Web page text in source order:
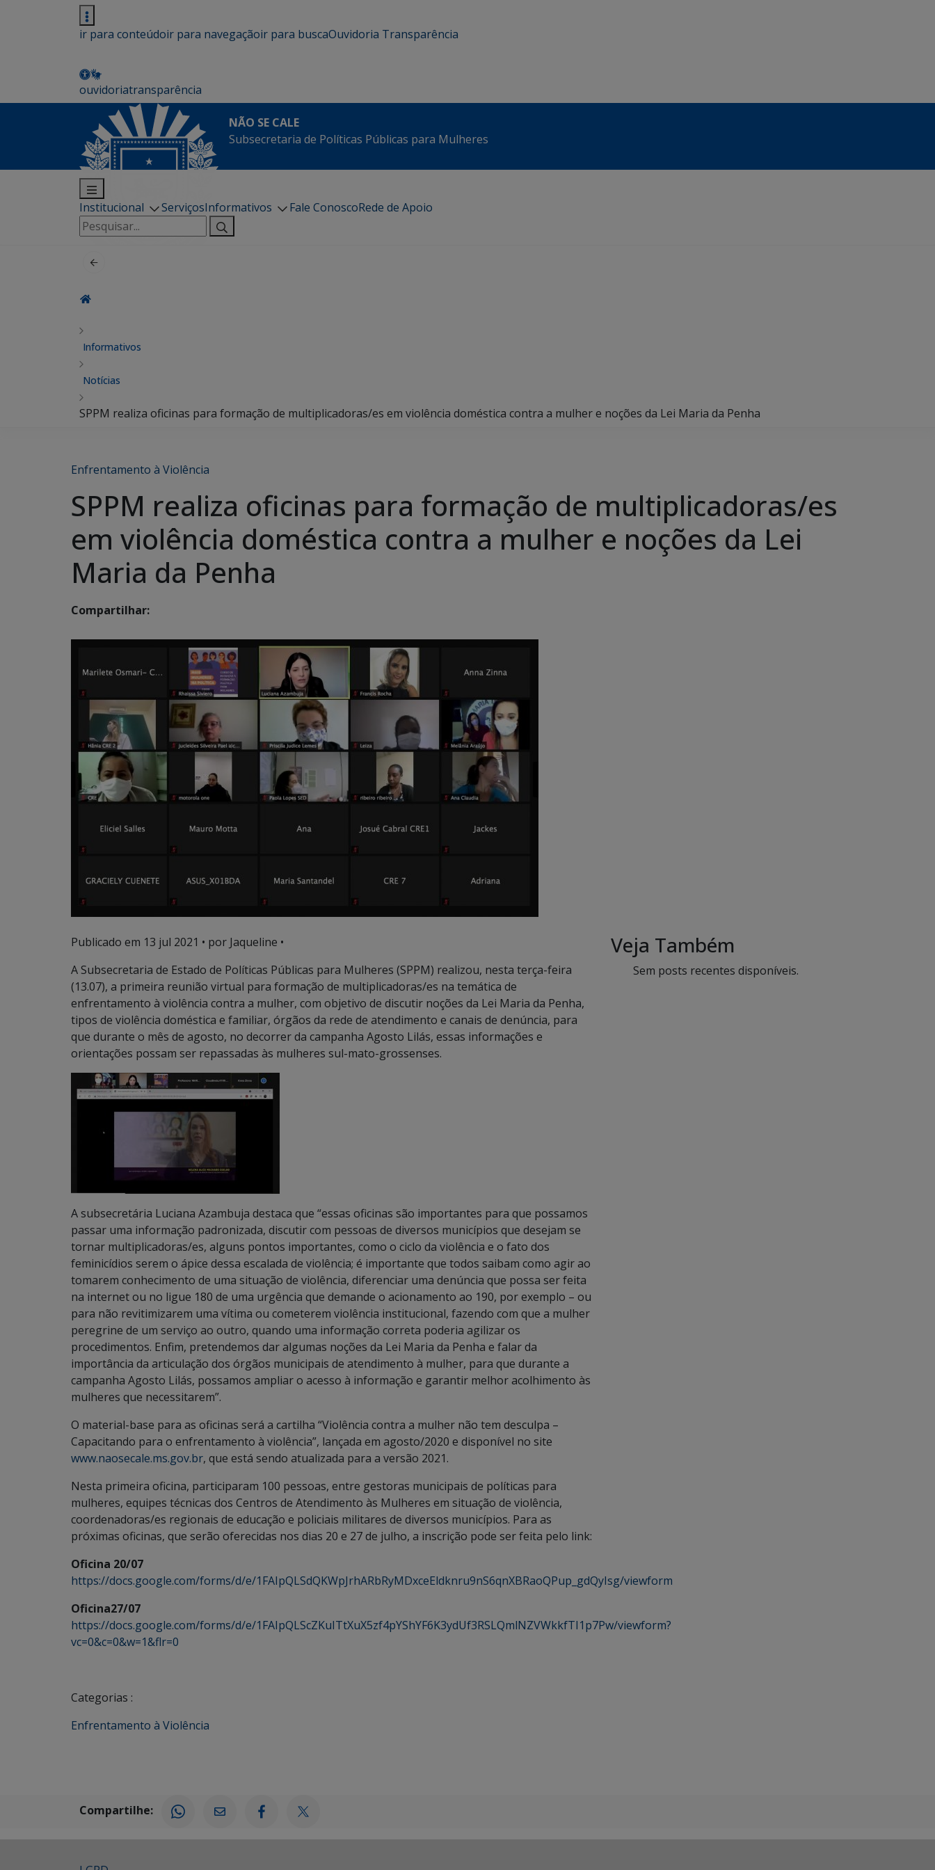
ir para conteúdoir para navegaçãoir para buscaOuvidoria Transparência
ouvidoriatransparência
NÃO SE CALE
Subsecretaria de Políticas Públicas para Mulheres
Institucional ServiçosInformativos Fale ConoscoRede de Apoio
Pesquisar
por:
Informativos
Notícias
SPPM realiza oficinas para formação de multiplicadoras/es em violência doméstica contra a mulher e noções da Lei Maria da Penha
Enfrentamento à Violência
SPPM realiza oficinas para formação de multiplicadoras/es
em violência doméstica contra a mulher e noções da Lei
Maria da Penha
Compartilhar:
Publicado em 13 jul 2021 • por Jaqueline •
A Subsecretaria de Estado de Políticas Públicas para Mulheres (SPPM) realizou, nesta terça-feira
(13.07), a primeira reunião virtual para formação de multiplicadoras/es na temática de
enfrentamento à violência contra a mulher, com objetivo de discutir noções da Lei Maria da Penha,
tipos de violência doméstica e familiar, órgãos da rede de atendimento e canais de denúncia, para
que durante o mês de agosto, no decorrer da campanha Agosto Lilás, essas informações e
orientações possam ser repassadas às mulheres sul-mato-grossenses.
A subsecretária Luciana Azambuja destaca que “essas oficinas são importantes para que possamos
passar uma informação padronizada, discutir com pessoas de diversos municípios que desejam se
tornar multiplicadoras/es, alguns pontos importantes, como o ciclo da violência e o fato dos
feminicídios serem o ápice dessa escalada de violência; é importante que todos saibam como agir ao
tomarem conhecimento de uma situação de violência, diferenciar uma denúncia que possa ser feita
na internet ou no ligue 180 de uma urgência que demande o acionamento ao 190, por exemplo – ou
para não revitimizarem uma vítima ou cometerem violência institucional, fazendo com que a mulher
peregrine de um serviço ao outro, quando uma informação correta poderia agilizar os
procedimentos. Enfim, pretendemos dar algumas noções da Lei Maria da Penha e falar da
importância da articulação dos órgãos municipais de atendimento à mulher, para que durante a
campanha Agosto Lilás, possamos ampliar o acesso à informação e garantir melhor acolhimento às
mulheres que necessitarem”.
O material-base para as oficinas será a cartilha “Violência contra a mulher não tem desculpa –
Capacitando para o enfrentamento à violência”, lançada em agosto/2020 e disponível no site
www.naosecale.ms.gov.br, que está sendo atualizada para a versão 2021.
Nesta primeira oficina, participaram 100 pessoas, entre gestoras municipais de políticas para
mulheres, equipes técnicas dos Centros de Atendimento às Mulheres em situação de violência,
coordenadoras/es regionais de educação e policiais militares de diversos municípios. Para as
próximas oficinas, que serão oferecidas nos dias 20 e 27 de julho, a inscrição pode ser feita pelo link:
Oficina 20/07
https://docs.google.com/forms/d/e/1FAIpQLSdQKWpJrhARbRyMDxceEldknru9nS6qnXBRaoQPup_gdQyIsg/viewform
Oficina27/07
https://docs.google.com/forms/d/e/1FAIpQLScZKuITtXuX5zf4pYShYF6K3ydUf3RSLQmlNZVWkkfTI1p7Pw/viewform?
vc=0&c=0&w=1&flr=0
Categorias :
Enfrentamento à Violência
Veja Também
Sem posts recentes disponíveis.
Compartilhe: